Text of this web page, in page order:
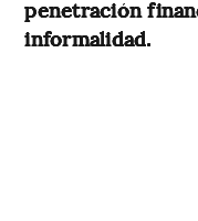
penetración
informalidad.